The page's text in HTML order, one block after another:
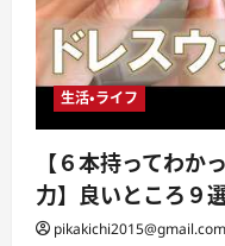
生活・ライフ
【６本持ってわか
力】良いところ９
pikakichi2015@gmail.com